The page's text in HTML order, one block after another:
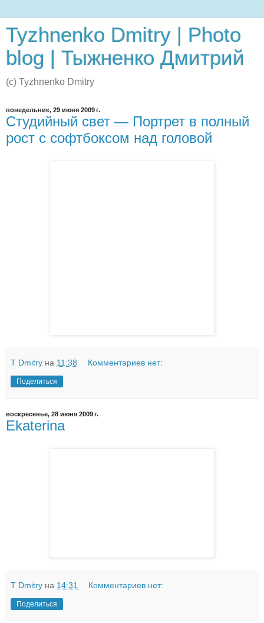
Tyzhnenko Dmitry | Photo
blog | Тыжненко Дмитрий
(c) Tyzhnenko Dmitry
понедельник, 29 июня 2009 г.
Студийный свет — Портрет в полный
рост с софтбоксом над головой
T Dmitry на 11:38 Комментариев нет:
Поделиться
воскресенье, 28 июня 2009 г.
Ekaterina
T Dmitry на 14:31 Комментариев нет:
Поделиться